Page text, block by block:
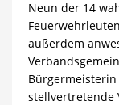
Neun der 14
außerdem
stellvertretende